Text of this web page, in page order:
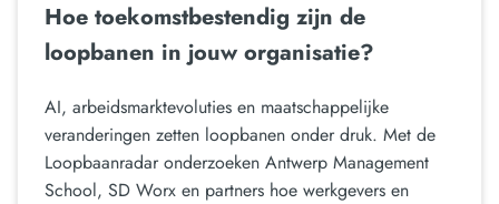
Hoe toekomstbestendig zijn de
loopbanen in jouw organisatie?
AI, arbeidsmarktevoluties en maatschappelijke
veranderingen zetten loopbanen onder druk. Met de
Loopbaanradar onderzoeken Antwerp Management
School, SD Worx en partners hoe werkgevers en